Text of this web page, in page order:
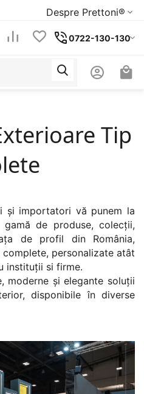
Despre Prettoni®
0722-130-130
Tip
și importatori vă punem la
de produse, colecții,
de profil din România,
personalizate atât
instituții si firme.
moderne și elegante soluții
disponibile în diverse